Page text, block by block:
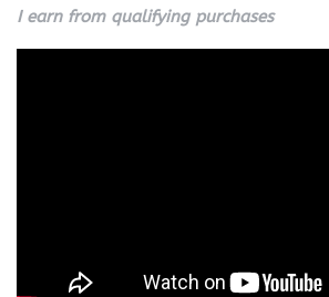
I earn from qualifying purchases